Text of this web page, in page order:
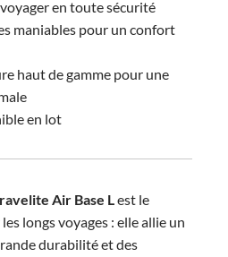
en toute sécurité
maniables pour un confort
haut de gamme pour une
en lot
Air Base Lest le
longs voyages : elle allie un
durabilité et des